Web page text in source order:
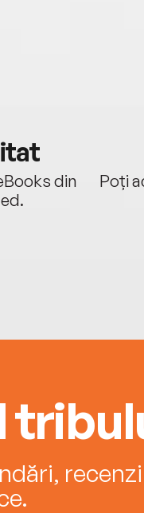
din
Poți